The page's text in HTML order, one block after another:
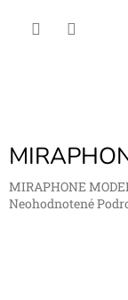
MIRAPHONE
Priemerné
Neohodnotené